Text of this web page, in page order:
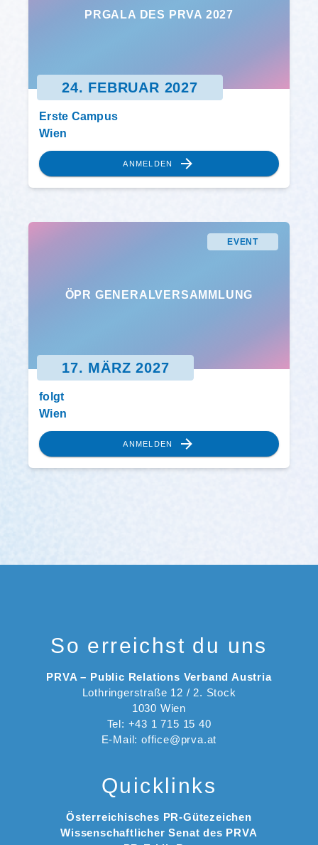
PRGALA DES PRVA 2027
24. FEBRUAR 2027
Erste Campus
Wien
ANMELDEN
EVENT
ÖPR GENERALVERSAMMLUNG
17. MÄRZ 2027
folgt
Wien
ANMELDEN
So erreichst du uns
PRVA – Public Relations Verband Austria
Lothringerstraße 12 / 2. Stock
1030 Wien
Tel: +43 1 715 15 40
E-Mail: office@prva.at
Quicklinks
Österreichisches PR-Gütezeichen
Wissenschaftlicher Senat des PRVA